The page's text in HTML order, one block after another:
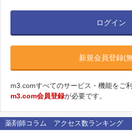
ログイン
新規会員登録(
m3.comすべてのサービス・機能をご
m3.com会員登録が必要です。
薬剤師コラム アクセス数ランキング